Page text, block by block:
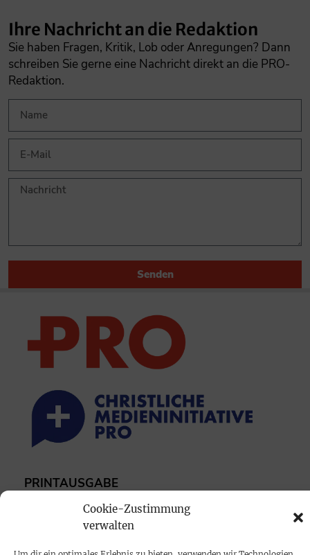
Cookie-Zustimmung
verwalten
Ihre Nachricht an die Redaktion
Sie haben Fragen, Kritik, Lob oder Anregungen? Dann
schreiben Sie gerne eine Nachricht direkt an die PRO-
Redaktion.
Senden
PRINTAUSGABE
Mediadaten